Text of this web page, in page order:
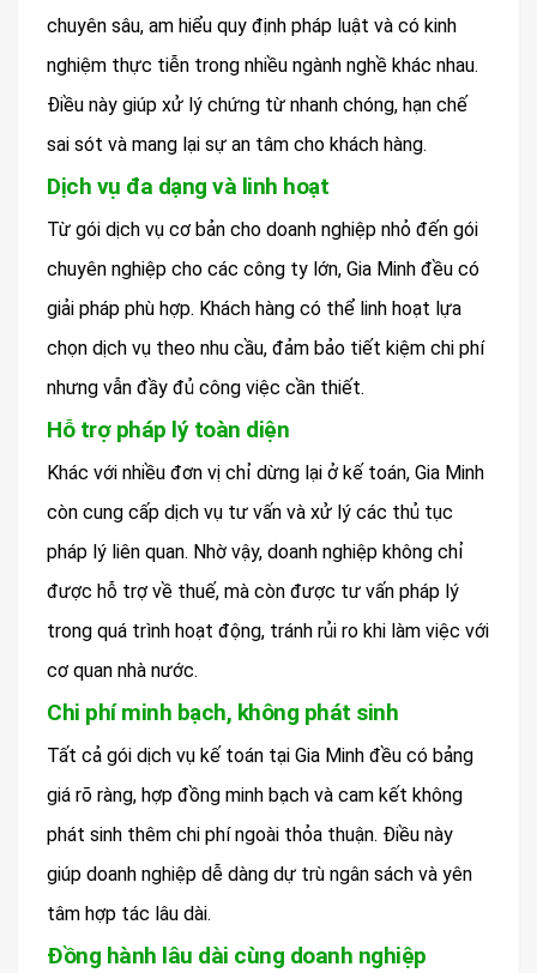
chuyên sâu, am hiểu quy định pháp luật và có kinh
nghiệm thực tiễn trong nhiều ngành nghề khác nhau.
Điều này giúp xử lý chứng từ nhanh chóng, hạn chế
sai sót và mang lại sự an tâm cho khách hàng.
Dịch vụ đa dạng và linh hoạt
Từ gói dịch vụ cơ bản cho doanh nghiệp nhỏ đến gói
chuyên nghiệp cho các công ty lớn, Gia Minh đều có
giải pháp phù hợp. Khách hàng có thể linh hoạt lựa
chọn dịch vụ theo nhu cầu, đảm bảo tiết kiệm chi phí
nhưng vẫn đầy đủ công việc cần thiết.
Hỗ trợ pháp lý toàn diện
Khác với nhiều đơn vị chỉ dừng lại ở kế toán, Gia Minh
còn cung cấp dịch vụ tư vấn và xử lý các thủ tục
pháp lý liên quan. Nhờ vậy, doanh nghiệp không chỉ
được hỗ trợ về thuế, mà còn được tư vấn pháp lý
trong quá trình hoạt động, tránh rủi ro khi làm việc với
cơ quan nhà nước.
Chi phí minh bạch, không phát sinh
Tất cả gói dịch vụ kế toán tại Gia Minh đều có bảng
giá rõ ràng, hợp đồng minh bạch và cam kết không
phát sinh thêm chi phí ngoài thỏa thuận. Điều này
giúp doanh nghiệp dễ dàng dự trù ngân sách và yên
tâm hợp tác lâu dài.
Đồng hành lâu dài cùng doanh nghiệp